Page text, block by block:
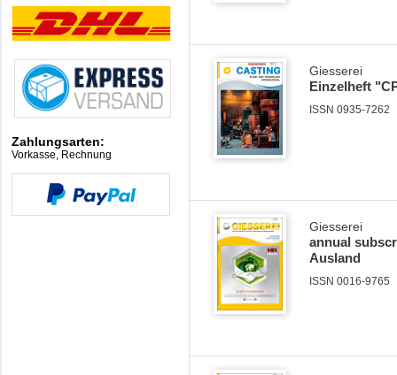
Zahlungsarten:
Vorkasse, Rechnung
Giesserei
Einzelheft
ISSN 0935-7262
Giesserei
annual
Ausland
ISSN 0016-9765